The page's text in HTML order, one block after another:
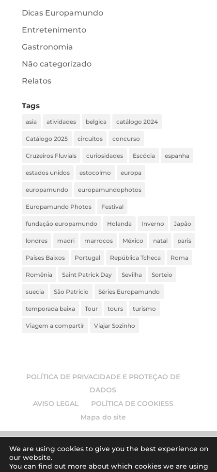
Dicas Europamundo
Entretenimento
Gastronomia
Não categorizado
Relatos
Tags
asia atividades belgica catálogo 2024
Catálogo 2025 circuitos concurso
Cruzeiros Fluviais curiosidades Escócia espanha
estados unidos estocolmo europa
europamundo europamundophotos
Europamundo Photos Festival
fundação europamundo Holanda Inverno Japão
londres madri marrocos México natal paris
Países Baixos Portugal República Tcheca Roma
Romênia Saint Patrick Day Sevilha Sorteio
suecia São Patricio Séries Europamundo
temporada baixa Tour tours turismo
Viagem a compartir Viajar Sozinho
POLÍTICA DE PRIVACIDADE E PROTEÇAO DE
DADOS
AVISO LEGAL
POLÍTICA DE COOKIESS
Mapa do site
© 2026 Europamundo blog . Todos los derechos
We are using cookies to give you the best experience on
our website.
You can find out more about which cookies we are using